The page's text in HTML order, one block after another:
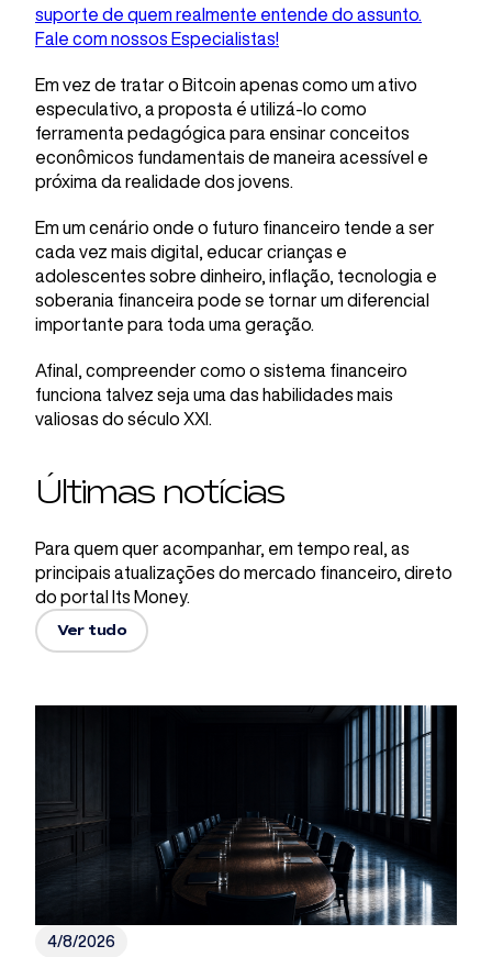
suporte de quem realmente entende do assunto.
Fale com nossos Especialistas!
Em vez de tratar o Bitcoin apenas como um ativo
especulativo, a proposta é utilizá-lo como
ferramenta pedagógica para ensinar conceitos
econômicos fundamentais de maneira acessível e
próxima da realidade dos jovens.
Em um cenário onde o futuro financeiro tende a ser
cada vez mais digital, educar crianças e
adolescentes sobre dinheiro, inflação, tecnologia e
soberania financeira pode se tornar um diferencial
importante para toda uma geração.
Afinal, compreender como o sistema financeiro
funciona talvez seja uma das habilidades mais
valiosas do século XXI.
Últimas notícias
Para quem quer acompanhar, em tempo real, as
principais atualizações do mercado financeiro, direto
do portal Its Money.
Ver tudo
4/8/2026